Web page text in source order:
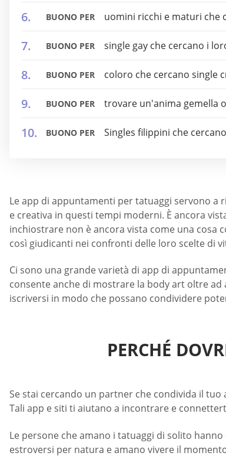
BUONO PER uomini ricchi e maturi che
BUONO PER single gay che cercano i
BUONO PER coloro che cercano single
BUONO PER trovare un'anima gemella
BUONO PER Singles filippini che
Le app di appuntamenti per tatuaggi servono a
e creativa in questi tempi moderni. È ancora
inchiostrare non è ancora vista come una cosa
così giudicanti nei confronti delle loro scelte di
Ci sono una grande varietà di app di
consente anche di mostrare la body art oltre
iscriversi in modo che possano condividere
PERCHÉ
Se stai cercando un partner che condivida il
Tali app e siti ti aiutano a incontrare e
Le persone che amano i tatuaggi di solito
estroversi per natura e amano vivere il